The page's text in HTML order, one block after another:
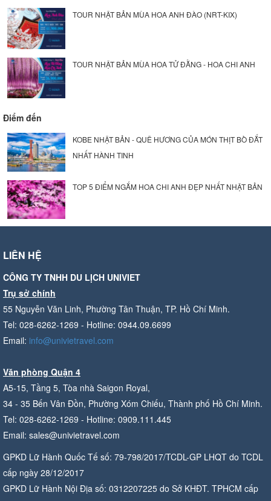
TOUR NHẬT BẢN MÙA HOA ANH ĐÀO (NRT-KIX)
TOUR NHẬT BẢN MÙA HOA TỬ ĐẰNG - HOA CHI ANH
Điểm đến
KOBE NHẬT BẢN - QUÊ HƯƠNG CỦA MÓN THỊT BÒ ĐẮT
NHẤT HÀNH TINH
TOP 5 ĐIỂM NGẮM HOA CHI ANH ĐẸP NHẤT NHẬT BẢN
LIÊN HỆ
CÔNG TY TNHH DU LỊCH UNIVIET
Trụ sở chính
55 Nguyễn Văn Linh, Phường Tân Thuận, TP. Hồ Chí Minh.
Tel: 028-6262-1269 - Hotline: 0944.09.6699
Email: info@univietravel.com
Văn phòng Quận 4
A5-15, Tầng 5, Tòa nhà Saigon Royal,
34 - 35 Bến Vân Đồn, Phường Xóm Chiếu, Thành phố Hồ Chí Minh.
Tel: 028-6262-1269 - Hotline: 0909.111.445
Email: sales@univietravel.com
GPKD Lữ Hành Quốc Tế số: 79-798/2017/TCDL-GP LHQT do TCDL
cấp ngày 28/12/2017
GPKD Lữ Hành Nội Địa số: 0312207225 do Sở KHĐT. TPHCM cấp